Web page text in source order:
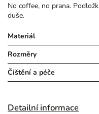
No coffee, no prana.
duše.
Materiál
Rozměry
Čištění a péče
Detailní informace